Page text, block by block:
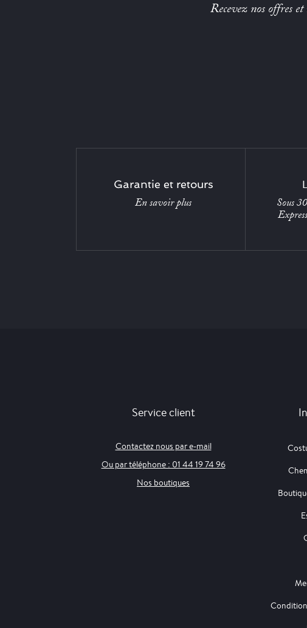
Recevez nos offres
Garantie et retours
En savoir plus
Sous
Service client
Contactez nous par e-mail
Ou par téléphone : 01 44 19 74 96
Nos boutiques